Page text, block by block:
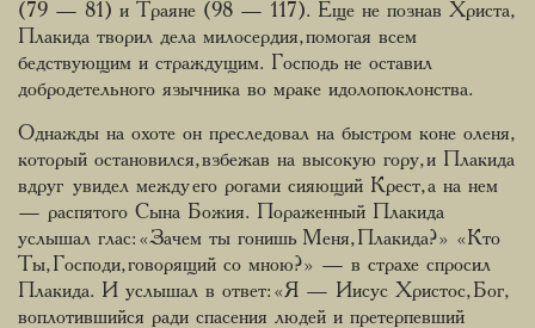
(79 — 81) и Траяне (98 — 117). Еще не познав Христа,
Плакида творил дела милосердия, помогая всем
бедствующим и страждущим. Господь не оставил
добродетельного язычника во мраке идолопоклонства.
Однажды на охоте он преследовал на быстром коне оленя,
который остановился, взбежав на высокую гору, и Плакида
вдруг увидел между его рогами сияющий Крест, а на нем
— распятого Сына Божия. Пораженный Плакида
услышал глас: «Зачем ты гонишь Меня, Плакида?» «Кто
Ты, Господи, говорящий со мною?» — в страхе спросил
Плакида. И услышал в ответ: «Я — Иисус Христос, Бог,
воплотившийся ради спасения людей и претерпевший